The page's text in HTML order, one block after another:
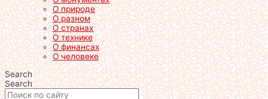
О природе
О разном
О странах
О технике
О финансах
О человеке
Search
Search